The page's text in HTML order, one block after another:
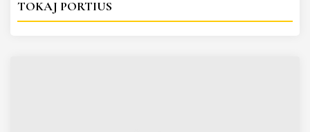
TOKAJ PORTIUS